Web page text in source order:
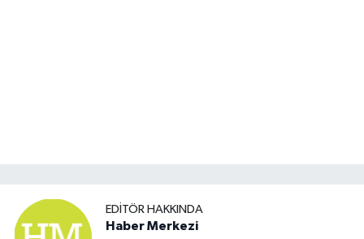
EDITÖR HAKKINDA
Haber Merkezi